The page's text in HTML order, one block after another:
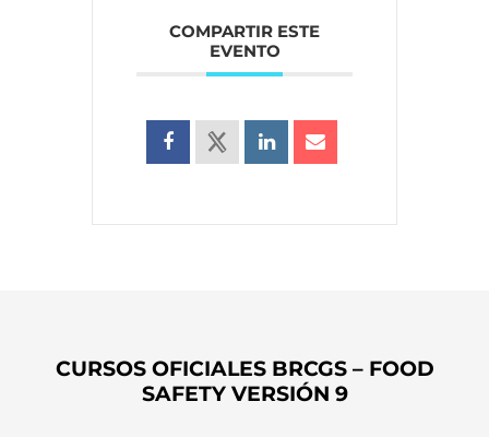
COMPARTIR ESTE
EVENTO
CURSOS OFICIALES BRCGS – FOOD
SAFETY VERSIÓN 9